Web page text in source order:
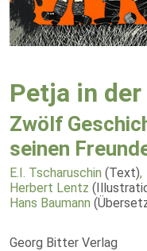
Petja in
Zwölf
seinen
E.I. Tscharuschin (Text),
Herbert Lentz
Hans Baumann
Georg Bitter Verlag